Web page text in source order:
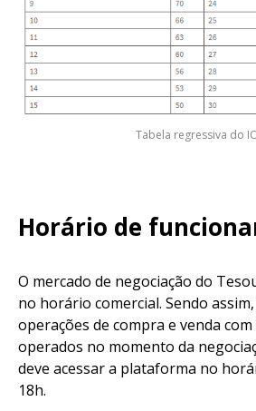
Tabela regressiva do
Horário de
O mercado de negociação do
no horário comercial. Sendo
operações de compra e venda
operados no momento da
deve acessar a plataforma no
18h.